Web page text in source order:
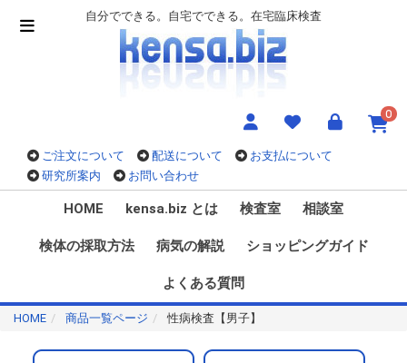
自分でできる。自宅でできる。在宅臨床検査
0
ご注文について 配送について
お支払について
研究所案内
お問い合わせ
HOME kensa.biz とは 検査室 相談室
検体の採取方法 病気の解説 ショッピングガイド
よくある質問
HOME 商品一覧ページ 性病検査【男子】